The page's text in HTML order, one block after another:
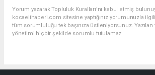
Yorum yazarak Topluluk Kuralları’nı kabul etmiş
kocaelihaberi.com sitesine yaptığınız yorumunuzla
tüm sorumluluğu tek başınıza üstleniyorsunuz.
yönetimi hiçbir şekilde sorumlu tutulamaz.